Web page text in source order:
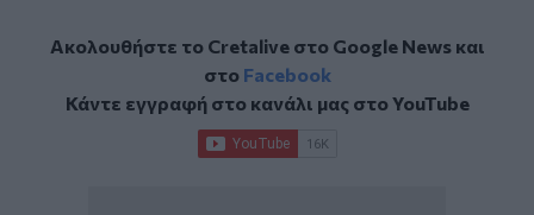
Ακολουθήστε το Cretalive στο Google Newsκαι
στο Facebook
Κάντε εγγραφή στο κανάλι μας στοYouTube